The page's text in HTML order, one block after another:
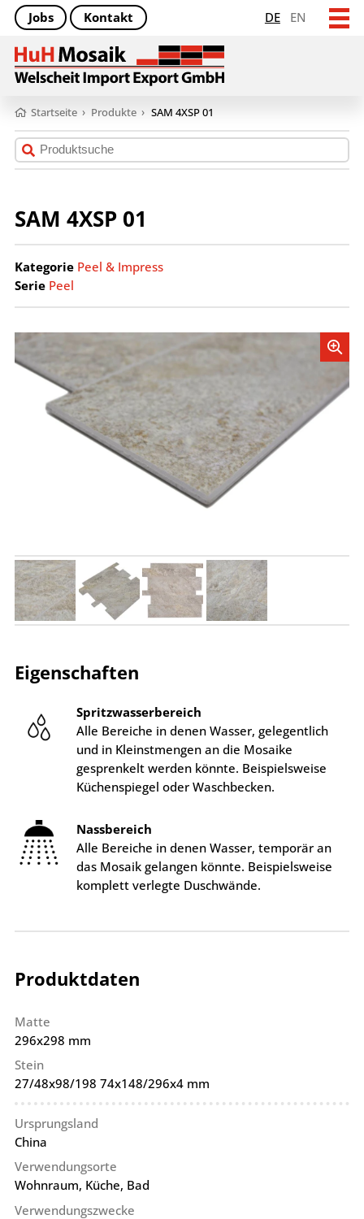
DE EN
Jobs Kontakt
Startseite › Produkte › SAM 4XSP 01
SAM 4XSP 01
Kategorie Peel & Impress
Serie Peel
Eigenschaften
Spritzwasserbereich
Alle Bereiche in denen Wasser, gelegentlich
und in Kleinstmengen an die Mosaike
gesprenkelt werden könnte. Beispielsweise
Küchenspiegel oder Waschbecken.
Nassbereich
Alle Bereiche in denen Wasser, temporär an
das Mosaik gelangen könnte. Beispielsweise
komplett verlegte Duschwände.
Produktdaten
Matte
296x298 mm
Stein
27/48x98/198 74x148/296x4 mm
Ursprungsland
China
Verwendungsorte
Wohnraum, Küche, Bad
Verwendungszwecke